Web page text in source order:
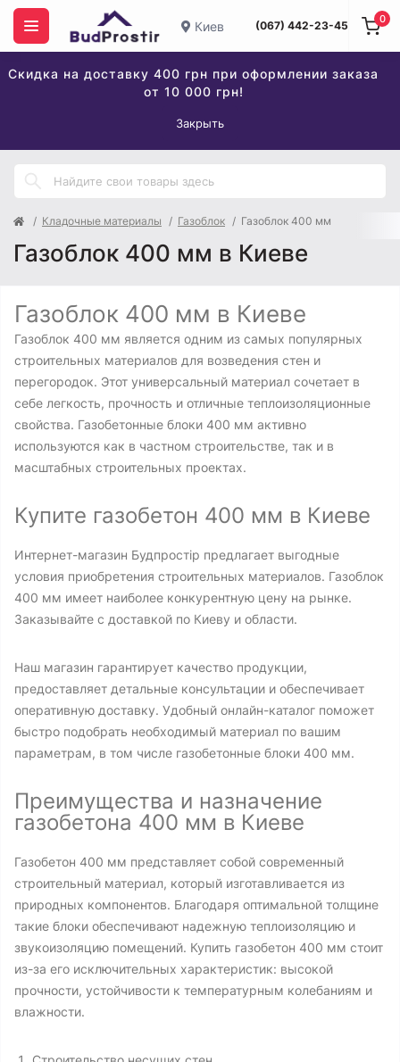
Киев (067) 442-23-45
Скидка на доставку 400 грн при оформлении заказа
от 10 000 грн!
Закрыть
0
Кладочные материалы Газоблок Газоблок 400 мм
Газоблок 400 мм в Киеве
Газоблок 400 мм в Киеве
Газоблок 400 мм является одним из самых популярных
строительных материалов для возведения стен и
перегородок. Этот универсальный материал сочетает в
себе легкость, прочность и отличные теплоизоляционные
свойства. Газобетонные блоки 400 мм активно
используются как в частном строительстве, так и в
масштабных строительных проектах.
Купите газобетон 400 мм в Киеве
Интернет-магазин Будпростір предлагает выгодные
условия приобретения строительных материалов. Газоблок
400 мм имеет наиболее конкурентную цену на рынке.
Заказывайте с доставкой по Киеву и области.
Наш магазин гарантирует качество продукции,
предоставляет детальные консультации и обеспечивает
оперативную доставку. Удобный онлайн-каталог поможет
быстро подобрать необходимый материал по вашим
параметрам, в том числе газобетонные блоки 400 мм.
Преимущества и назначение
газобетона 400 мм в Киеве
Газобетон 400 мм представляет собой современный
строительный материал, который изготавливается из
природных компонентов. Благодаря оптимальной толщине
такие блоки обеспечивают надежную теплоизоляцию и
звукоизоляцию помещений. Купить газобетон 400 мм стоит
из-за его исключительных характеристик: высокой
прочности, устойчивости к температурным колебаниям и
влажности.